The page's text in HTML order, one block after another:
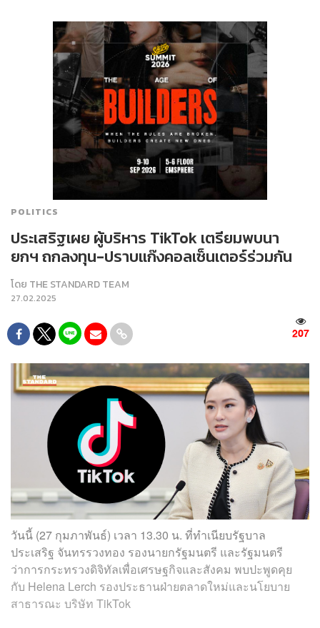
POLITICS
ประเสริฐเผย ผู้บริหาร TikTok เตรียมพบนา
ยกฯ ถกลงทุน-ปราบแก๊งคอลเซ็นเตอร์ร่วมกัน
โดย THE STANDARD TEAM
27.02.2025
207
วันนี้ (27 กุมภาพันธ์) เวลา 13.30 น. ที่ทำเนียบรัฐบาล
ประเสริฐ จันทรรวงทอง รองนายกรัฐมนตรี และรัฐมนตรี
ว่าการกระทรวงดิจิทัลเพื่อเศรษฐกิจและสังคม พบปะพูดคุย
กับ Helena Lerch รองประธานฝ่ายตลาดใหม่และนโยบาย
สาธารณะ บริษัท TikTok